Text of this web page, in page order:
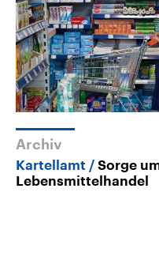
Archiv
Kartellamt
Sorge
Lebensmittelhandel